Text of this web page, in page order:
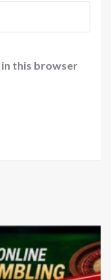
in this browser